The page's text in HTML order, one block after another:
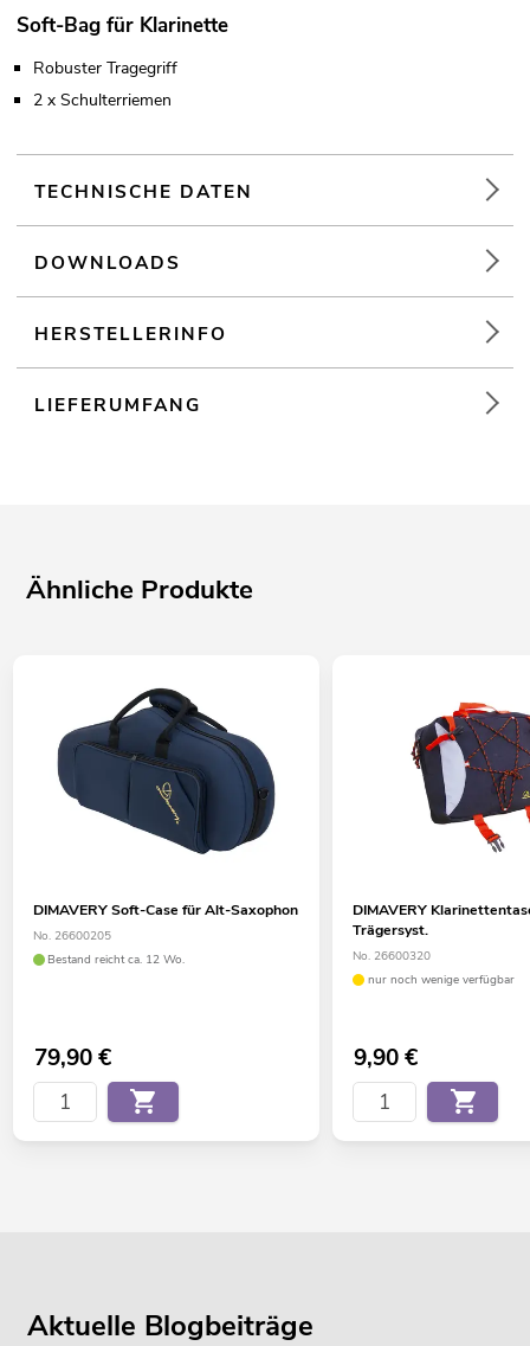
Soft-Bag für Klarinette
Robuster Tragegriff
2 x Schulterriemen
TECHNISCHE DATEN
DOWNLOADS
HERSTELLERINFO
LIEFERUMFANG
Ähnliche Produkte
DIMAVERY Soft-Case für Alt-Saxophon
No. 26600205
Bestand reicht ca. 12 Wo.
79,90€
DIMAVERY
Trägersyst.
No. 26600320
nur noch wenige verfügbar
9,90€
Aktuelle Blogbeiträge